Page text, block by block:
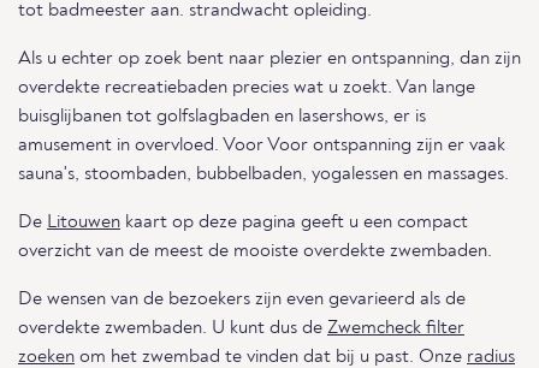
tot badmeester aan. strandwacht opleiding.
Als u echter op zoek bent naar plezier en ontspanning, dan zijn
overdekte recreatiebaden precies wat u zoekt. Van lange
buisglijbanen tot golfslagbaden en lasershows, er is
amusement in overvloed. Voor Voor ontspanning zijn er vaak
sauna's, stoombaden, bubbelbaden, yogalessen en massages.
De Litouwen kaart op deze pagina geeft u een compact
overzicht van de meest de mooiste overdekte zwembaden.
De wensen van de bezoekers zijn even gevarieerd als de
overdekte zwembaden. U kunt dus de Zwemcheck filter
zoeken om het zwembad te vinden dat bij u past. Onze radius